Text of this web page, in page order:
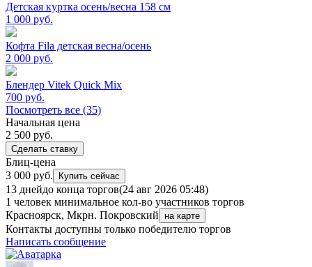
Детская куртка осень/весна 158 см
1 000 руб.
Кофта Fila детская весна/осень
2 000 руб.
Блендер Vitek Quick Mix
700 руб.
Посмотреть все (35)
Начальная цена
2 500 руб.
Сделать ставку
Блиц-цена
3 000 руб.
Купить сейчас
13 днейдо конца торгов(24 авг 2026 05:48)
1 человек минимальное кол-во участников торгов
Красноярск, Мкрн. Покровский
на карте
Контакты доступны только победителю торгов
Написать сообщение